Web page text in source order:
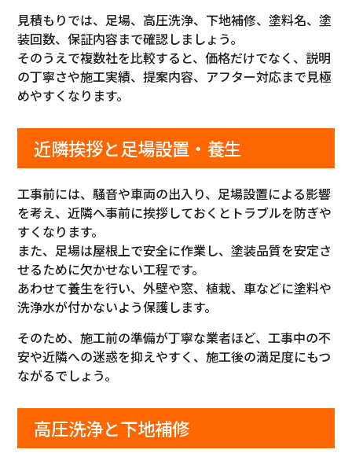
見積もりでは、足場、高圧洗浄、下地補修、塗料名、塗
装回数、保証内容まで確認しましょう。
そのうえで複数社を比較すると、価格だけでなく、説明
の丁寧さや施工実績、提案内容、アフター対応まで見極
めやすくなります。
近隣挨拶と足場設置・養生
工事前には、騒音や車両の出入り、足場設置による影響
を考え、近隣へ事前に挨拶しておくとトラブルを防ぎや
すくなります。
また、足場は屋根上で安全に作業し、塗装品質を安定さ
せるために欠かせない工程です。
あわせて養生を行い、外壁や窓、植栽、車などに塗料や
洗浄水が付かないよう保護します。
そのため、施工前の準備が丁寧な業者ほど、工事中の不
安や近隣への迷惑を抑えやすく、施工後の満足度にもつ
ながるでしょう。
高圧洗浄と下地補修